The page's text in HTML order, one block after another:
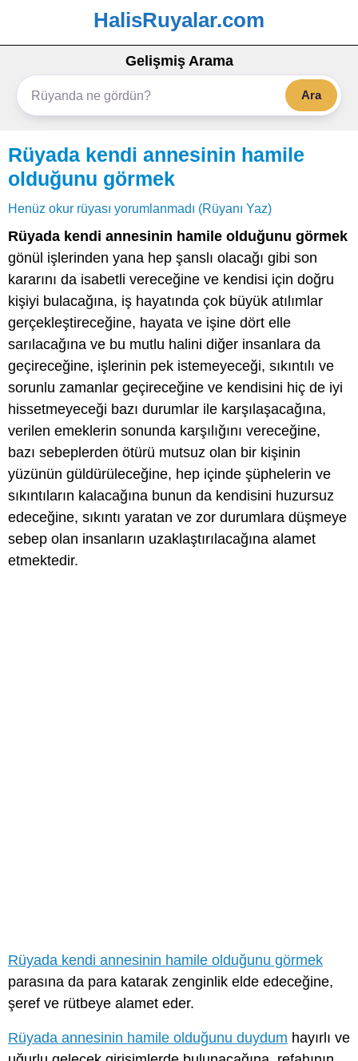
HalisRuyalar.com
Gelişmiş Arama
Ara
Rüyada kendi annesinin hamile
olduğunu görmek
Henüz okur rüyası yorumlanmadı (Rüyanı Yaz)
Rüyada kendi annesinin hamile olduğunu görmek
gönül işlerinden yana hep şanslı olacağı gibi son
kararını da isabetli vereceğine ve kendisi için doğru
kişiyi bulacağına, iş hayatında çok büyük atılımlar
gerçekleştireceğine, hayata ve işine dört elle
sarılacağına ve bu mutlu halini diğer insanlara da
geçireceğine, işlerinin pek istemeyeceği, sıkıntılı ve
sorunlu zamanlar geçireceğine ve kendisini hiç de iyi
hissetmeyeceği bazı durumlar ile karşılaşacağına,
verilen emeklerin sonunda karşılığını vereceğine,
bazı sebeplerden ötürü mutsuz olan bir kişinin
yüzünün güldürüleceğine, hep içinde şüphelerin ve
sıkıntıların kalacağına bunun da kendisini huzursuz
edeceğine, sıkıntı yaratan ve zor durumlara düşmeye
sebep olan insanların uzaklaştırılacağına alamet
etmektedir.
Rüyada kendi annesinin hamile olduğunu görmek
parasına da para katarak zenginlik elde edeceğine,
şeref ve rütbeye alamet eder.
Rüyada annesinin hamile olduğunu duydum hayırlı ve